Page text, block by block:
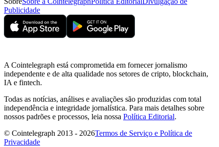
Publicidade
A Cointelegraph está comprometida em fornecer jornalismo
independente e de alta qualidade nos setores de cripto, blockchain,
IA e fintech.
Todas as notícias, análises e avaliações são produzidas com total
independência e integridade jornalística. Para mais detalhes sobre
nossos padrões e processos, leia nossa Política Editorial.
© Cointelegraph 2013 - 2026Termos de Serviço e Política de
Privacidade